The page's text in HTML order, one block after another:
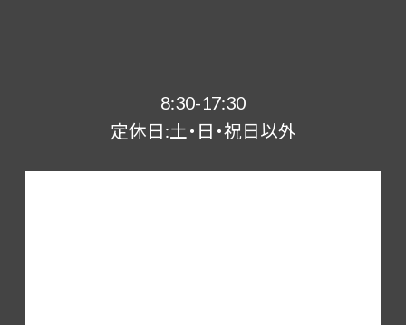
8:30-17:30
定休日:土・日・祝日以外